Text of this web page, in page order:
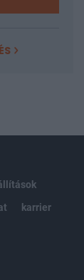
karrier